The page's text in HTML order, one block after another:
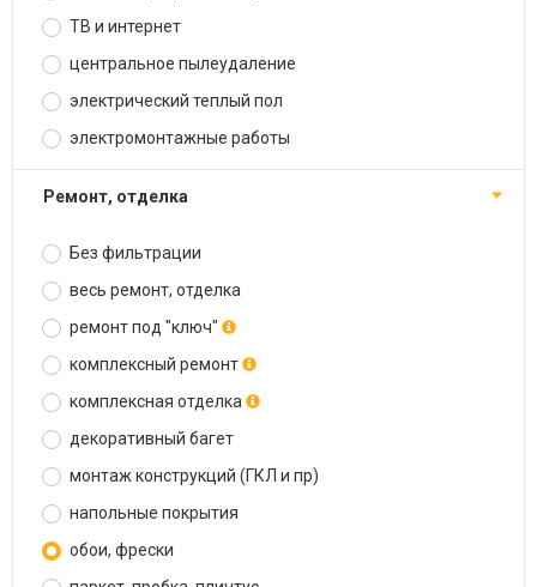
ТВ и интернет
центральное пылеудаление
электрический теплый пол
электромонтажные работы
ремонт, отделка
Без фильтрации
весь ремонт, отделка
ремонт под "ключ"
комплексный ремонт
комплексная отделка
декоративный багет
монтаж конструкций (ГКЛ и пр)
напольные покрытия
обои, фрески